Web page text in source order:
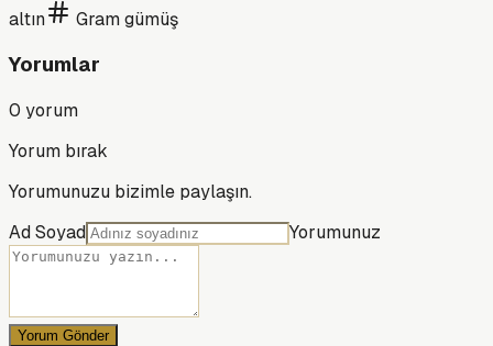
altın
Gram gümüş
Yorumlar
0 yorum
Yorum bırak
Yorumunuzu bizimle paylaşın.
Ad Soyad
Yorumunuz
Yorum Gönder